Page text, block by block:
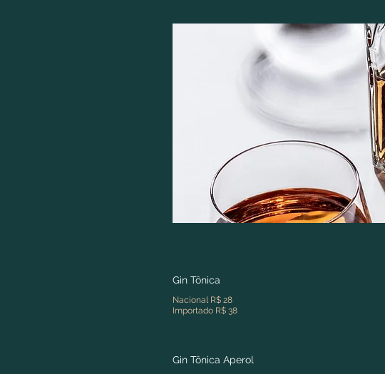
Gin Tônica
Nacional R$ 28
Importado R$ 38
Gin Tônica Aperol